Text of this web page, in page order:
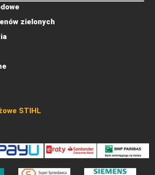
zielonych
STIHL